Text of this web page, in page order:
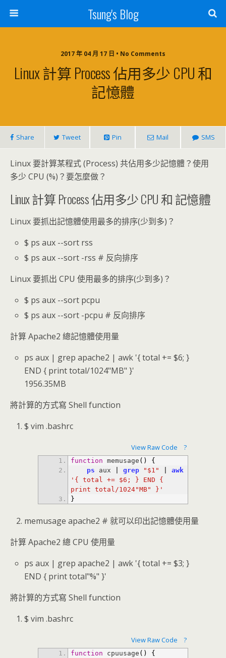
Tsung's Blog
2017 年 04 月 17 日 • No Comments
Linux 計算 Process 佔用多少 CPU 和
記憶體
Share Tweet Pin Mail SMS
Linux 要計算某程式 (Process) 共佔用多少記憶體？使用
多少 CPU (%)？要怎麼做？
Linux 計算 Process 佔用多少 CPU 和 記憶體
Linux 要抓出記憶體使用最多的排序(少到多)？
$ ps aux --sort rss
$ ps aux --sort -rss # 反向排序
Linux 要抓出 CPU 使用最多的排序(少到多)？
$ ps aux --sort pcpu
$ ps aux --sort -pcpu # 反向排序
計算 Apache2 總記憶體使用量
ps aux | grep apache2 | awk '{ total += $6; }
END { print total/1024"MB" }'
1956.35MB
將計算的方式寫 Shell function
$ vim .bashrc
View Raw Code ?
function memusage ( )
{
ps aux grep "$1"
awk
'{ total += $6; } END {
print total/1024"MB" }'
}
memusage apache2 # 就可以印出記憶體使用量
計算 Apache2 總 CPU 使用量
ps aux | grep apache2 | awk '{ total += $3; }
END { print total"%" }'
將計算的方式寫 Shell function
$ vim .bashrc
View Raw Code ?
function cpuusage ( )
{